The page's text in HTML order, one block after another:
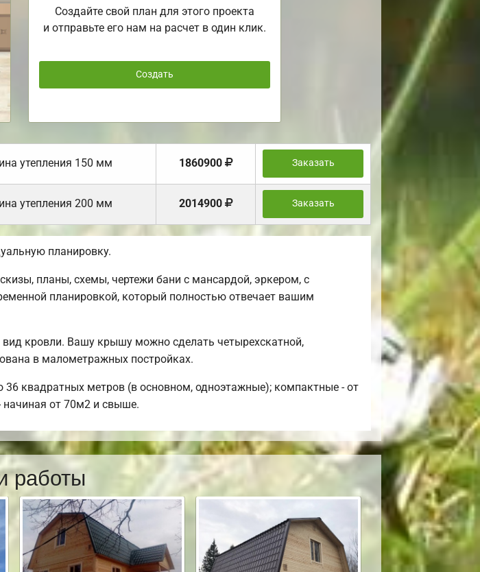
Создайте свой план для этого проекта
и отправьте его нам на расчет в один клик.
Создать
утепления 150 мм 1860900 Заказать
утепления 200 мм 2014900 Заказать
планировку.
планы, схемы, чертежи бани с мансардой, эркером, с
планировкой, который полностью отвечает вашим
кровли. Вашу крышу можно сделать четырехскатной,
в малометражных постройках.
квадратных метров (в основном, одноэтажные); компактные - от
от 70м2 и свыше.
работы